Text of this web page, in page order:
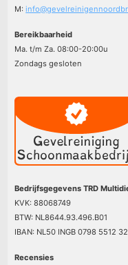
M:
Bereikbaarheid
Ma. t/m Za. 08:00-20:00u
Zondags gesloten
Bedrijfsgegevens TRD
KVK: 88068749
BTW: NL8644.93.496.B01
IBAN: NL50 INGB 0798 5512 32
Recensies